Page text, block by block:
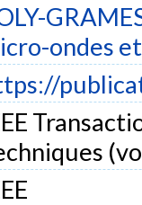
ondes